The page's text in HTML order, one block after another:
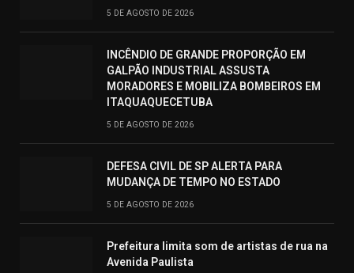
5 DE AGOSTO DE 2026
INCÊNDIO DE GRANDE PROPORÇÃO EM
GALPÃO INDUSTRIAL ASSUSTA
MORADORES E MOBILIZA BOMBEIROS EM
ITAQUAQUECETUBA
5 DE AGOSTO DE 2026
DEFESA CIVIL DE SP ALERTA PARA
MUDANÇA DE TEMPO NO ESTADO
5 DE AGOSTO DE 2026
Prefeitura limita som de artistas de rua na
Avenida Paulista